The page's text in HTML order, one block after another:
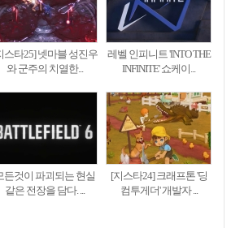
스타25] 넷마블 성진우
와 군주의 치열한...
레벨 인피니트 'INTO THE
INFINITE' 쇼케이...
든것이 파괴되는 현실
같은 전장을 담다. ...
[지스타24] 크래프톤 '딩
컴투게더' 개발자 ...